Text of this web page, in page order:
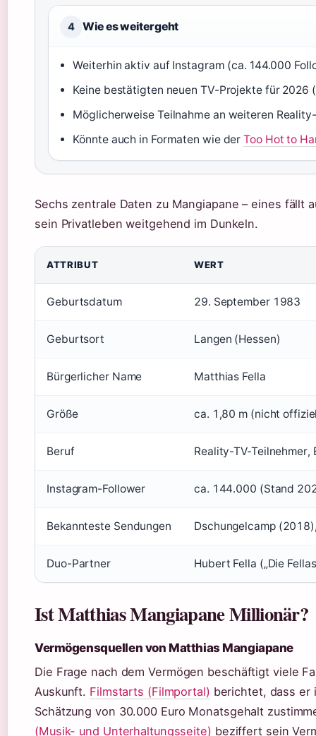
4 Wie es weitergeht
Weiterhin aktiv auf Instagram (ca. 144.000
Keine bestätigten neuen TV-Projekte für 2026
Möglicherweise Teilnahme an weiteren
Könnte auch in Formaten wie derToo Hot to
Sechs zentrale Daten zu Mangiapane – eines fällt
sein Privatleben weitgehend im Dunkeln.
ATTRIBUT WERT
Geburtsdatum 29. September 1983
Geburtsort Langen (Hessen)
Bürgerlicher Name Matthias Fella
Größe ca. 1,80 m (nicht
Beruf Reality-TV-
Instagram-Follower ca. 144.000 (Stand
Bekannteste Sendungen Dschungelcamp
Duo-Partner Hubert Fella („Die
Ist Matthias Mangiapane Millionär?
Vermögensquellen von Matthias Mangiapane
Die Frage nach dem Vermögen beschäftigt viele
Auskunft. Filmstarts (Filmportal) berichtet, dass er
Schätzung von 30.000 Euro Monatsgehalt
(Musik- und Unterhaltungsseite) beziffert sein